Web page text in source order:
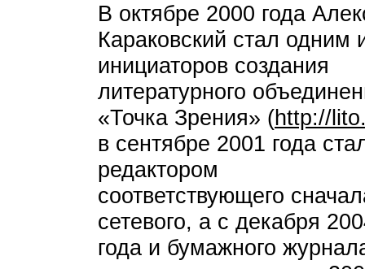
В октябре 2000 года
Караковский стал одним
инициаторов создания
литературного
«Точка Зрения» (http://
в сентябре 2001 года
редактором
соответствующего
сетевого, а с декабря
года и бумажного